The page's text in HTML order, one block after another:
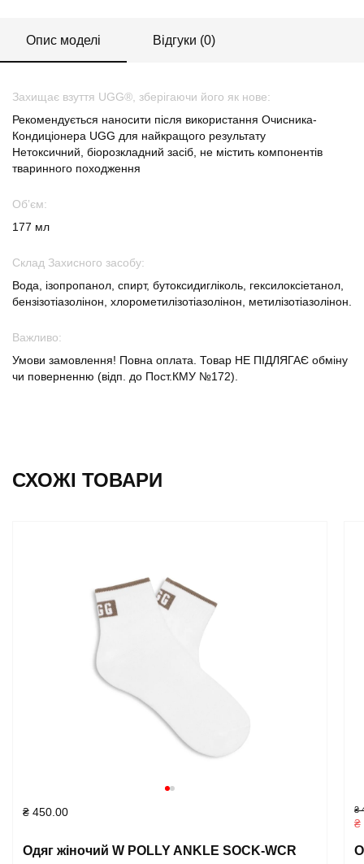
Опис моделі Відгуки (0)
Захищає взуття UGG®, зберігаючи його як нове:
Рекомендується наносити після використання Очисника-
Кондиціонера UGG для найкращого результату
Нетоксичний, біорозкладний засіб, не містить компонентів
тваринного походження
Обʼєм:
177 мл
Склад Захисного засобу:
Вода, ізопропанол, спирт, бутоксидигліколь, гексилоксіетанол,
бензізотіазолінон, хлорометилізотіазолінон, метилізотіазолінон.
Важливо:
Умови замовлення! Повна оплата. Товар НЕ ПІДЛЯГАЄ обміну
чи поверненню (відп. до Пост.КМУ №172).
СХОЖІ ТОВАРИ
₴ 450.00
Одяг жіночий W POLLY ANKLE SOCK-WCR
₴
₴